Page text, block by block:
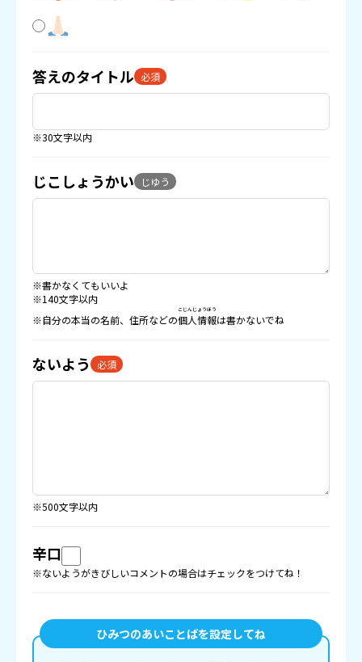
答えのタイトル 必須
※30文字以内
じこしょうかい じゆう
※書かなくてもいいよ
※140文字以内
※自分の本当の名前、住所などの個人情報
こじんじょうほう
は書かないでね
ないよう 必須
※500文字以内
辛口
※ないようがきびしいコメントの場合はチェックをつけてね！
ひみつのあいことばを設定してね